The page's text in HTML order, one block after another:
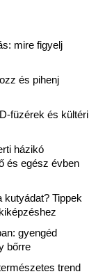
mire figyelj
és pihenj
füzérek és kültéri
házikó
és egész évben
kutyádat? Tippek
gyengéd
bőrre
trend